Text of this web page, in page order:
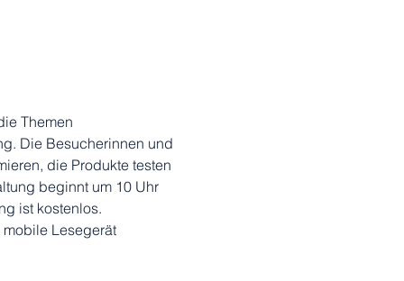
Themen
Die Besucherinnen und
die Produkte testen
beginnt um 10 Uhr
ist kostenlos.
Lesegerät